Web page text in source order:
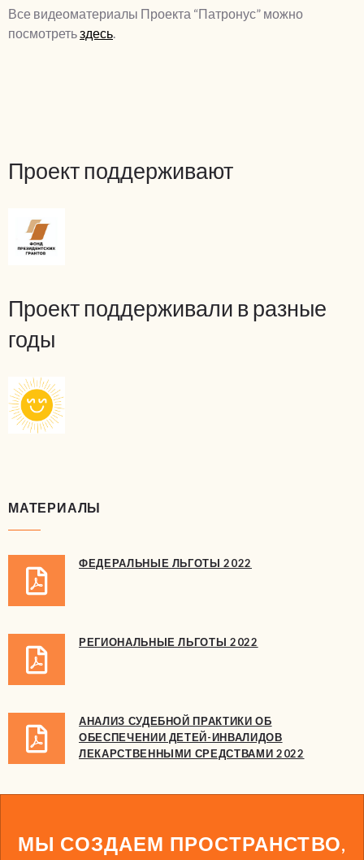
Все видеоматериалы Проекта “Патронус” можно
посмотретьздесь.
Проект поддерживают
Проект поддерживали в разные
годы
МАТЕРИАЛЫ
ФЕДЕРАЛЬНЫЕ ЛЬГОТЫ 2022
РЕГИОНАЛЬНЫЕ ЛЬГОТЫ 2022
АНАЛИЗ СУДЕБНОЙ ПРАКТИКИ ОБ
ОБЕСПЕЧЕНИИ ДЕТЕЙ-ИНВАЛИДОВ
ЛЕКАРСТВЕННЫМИ СРЕДСТВАМИ 2022
МЫ СОЗДАЕМ ПРОСТРАНСТВО,